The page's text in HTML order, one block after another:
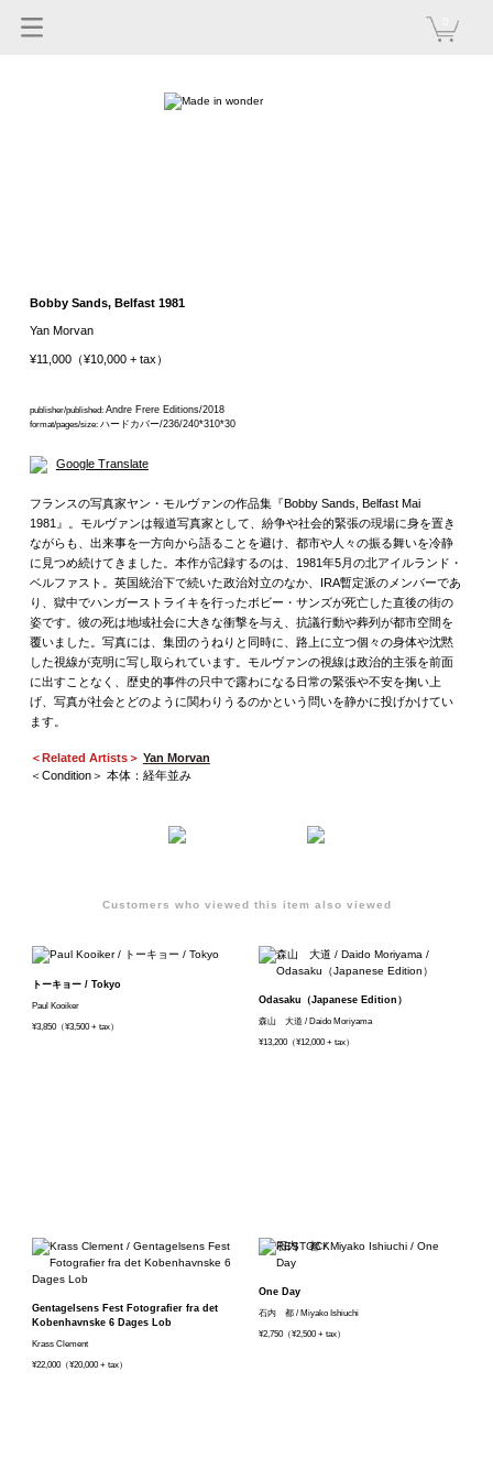
Bobby Sands, Belfast 1981
Yan Morvan
¥11,000（¥10,000 + tax）
publisher/published: Andre Frere Editions/2018
format/pages/size: ハードカバー/236/240*310*30
Google Translate
フランスの写真家ヤン・モルヴァンの作品集『Bobby Sands, Belfast Mai
1981』。モルヴァンは報道写真家として、紛争や社会的緊張の現場に身を置き
ながらも、出来事を一方向から語ることを避け、都市や人々の振る舞いを冷静
に見つめ続けてきました。本作が記録するのは、1981年5月の北アイルランド・
ベルファスト。英国統治下で続いた政治対立のなか、IRA暫定派のメンバーであ
り、獄中でハンガーストライキを行ったボビー・サンズが死亡した直後の街の
姿です。彼の死は地域社会に大きな衝撃を与え、抗議行動や葬列が都市空間を
覆いました。写真には、集団のうねりと同時に、路上に立つ個々の身体や沈黙
した視線が克明に写し取られています。モルヴァンの視線は政治的主張を前面
に出すことなく、歴史的事件の只中で露わになる日常の緊張や不安を掬い上
げ、写真が社会とどのように関わりうるのかという問いを静かに投げかけてい
ます。
＜Related Artists＞ Yan Morvan
＜Condition＞ 本体：経年並み
Customers who viewed this item also viewed
トーキョー / Tokyo
Paul Kooiker
¥3,850（¥3,500 + tax）
Odasaku（Japanese Edition）
森山 大道 / Daido Moriyama
¥13,200（¥12,000 + tax）
Gentagelsens Fest Fotografier fra det
Kobenhavnske 6 Dages Lob
Krass Clement
¥22,000（¥20,000 + tax）
One Day
石内 都 / Miyako Ishiuchi
¥2,750（¥2,500 + tax）